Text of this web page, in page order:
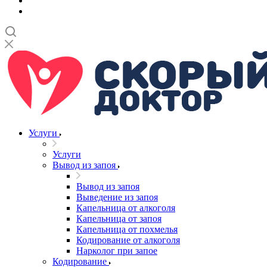
Услуги
Услуги
Вывод из запоя
Вывод из запоя
Выведение из запоя
Капельница от алкоголя
Капельница от запоя
Капельница от похмелья
Кодирование от алкоголя
Нарколог при запое
Кодирование